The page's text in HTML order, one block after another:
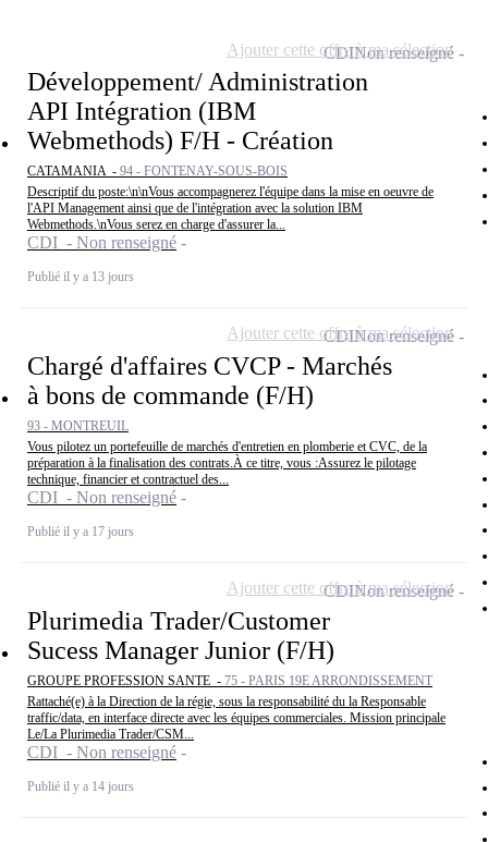
Développement/ Administration
API Intégration (IBM
Webmethods) F/H - Création
CATAMANIA - 94 - FONTENAY-SOUS-BOIS
Descriptif du poste:\n\nVous accompagnerez l'équipe dans la mise en oeuvre de
l'API Management ainsi que de l'intégration avec la solution IBM
Webmethods.\nVous serez en charge d'assurer la...
CDI - Non renseigné
Publié il y a 13 jours
CDINon renseigné
Ajouter cette offre à ma sélection
Chargé d'affaires CVCP - Marchés
à bons de commande (F/H)
93 - MONTREUIL
Vous pilotez un portefeuille de marchés d'entretien en plomberie et CVC, de la
préparation à la finalisation des contrats.À ce titre, vous :Assurez le pilotage
technique, financier et contractuel des...
CDI - Non renseigné
Publié il y a 17 jours
CDINon renseigné
Ajouter cette offre à ma sélection
Plurimedia Trader/Customer
Sucess Manager Junior (F/H)
GROUPE PROFESSION SANTE - 75 - PARIS 19E ARRONDISSEMENT
Rattaché(e) à la Direction de la régie, sous la responsabilité du la Responsable
traffic/data, en interface directe avec les équipes commerciales. Mission principale
Le/La Plurimedia Trader/CSM...
CDI - Non renseigné
Publié il y a 14 jours
CDINon renseigné
Ajouter cette offre à ma sélection